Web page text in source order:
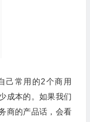
己常用的2个商用
成本的。如果我们
商的产品话，会看